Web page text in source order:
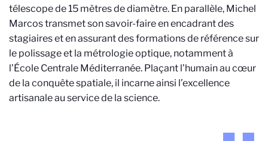
télescope de 15 mètres de diamètre. En parallèle, Michel
Marcos transmet son savoir-faire en encadrant des
stagiaires et en assurant des formations de référence sur
le polissage et la métrologie optique, notamment à
l’École Centrale Méditerranée. Plaçant l’humain au cœur
de la conquête spatiale, il incarne ainsi l’excellence
artisanale au service de la science.